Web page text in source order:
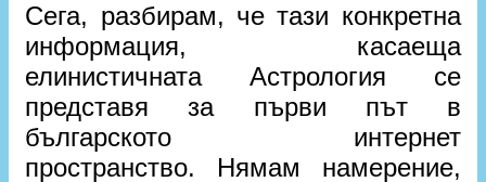
Сега, разбирам, че тази конкретна
информация, касаеща
елинистичната Астрология се
представя за първи път в
българското интернет
пространство. Нямам намерение,